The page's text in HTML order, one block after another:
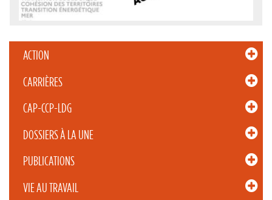
ACTION
CARRIÈRES
CAP-CCP-LDG
DOSSIERS À LA UNE
PUBLICATIONS
VIE AU TRAVAIL